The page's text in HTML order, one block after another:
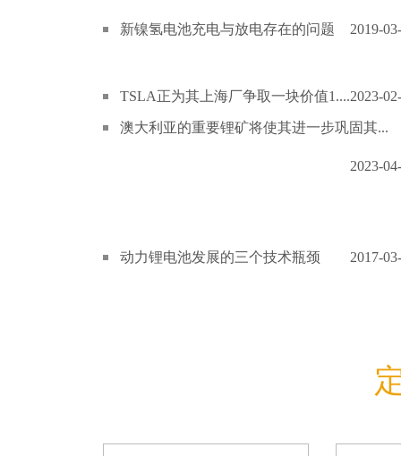
新镍氢电池充电与放电存在的问题 2019-
TSLA正为其上海厂争取一块价值1....2023-
澳大利亚的重要锂矿将使其进一步巩固其...
2023-
动力锂电池发展的三个技术瓶颈 2017-